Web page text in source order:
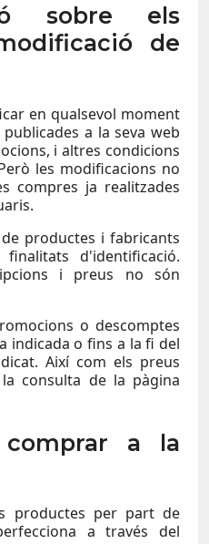
sobre els
de
en qualsevol moment
a la seva web
i altres condicions
les modificacions no
compres ja realitzades
productes i fabricants
d'identificació.
i preus no són
o descomptes
indicada o fins a la fi del
Així com els preus
consulta de la pàgina
a la
productes per part de
a través del